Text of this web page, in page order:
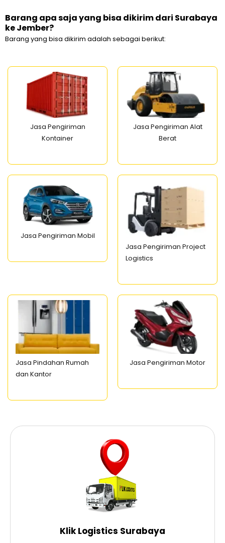
Barang apa saja yang bisa dikirim dari Surabaya
ke Jember?
Barang yang bisa dikirim adalah sebagai berikut:
Jasa Pengiriman
Kontainer
Jasa Pengiriman Alat
Berat
Jasa Pengiriman Mobil
Jasa Pengiriman Project
Logistics
Jasa Pindahan Rumah
dan Kantor
Jasa Pengiriman Motor
Klik Logistics Surabaya